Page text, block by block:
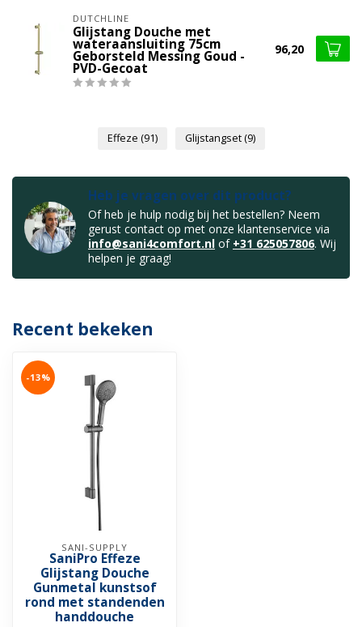
DUTCHLINE
Glijstang Douche met
wateraansluiting 75cm
Geborsteld Messing Goud -
PVD-Gecoat
96,20
Effeze (91) Glijstangset(9)
Heb je vragen over dit product?
Of heb je hulp nodig bij het bestellen? Neem
gerust contact op met onze klantenservice via
info@sani4comfort.nl of +31 625057806. Wij
helpen je graag!
Recent bekeken
-13%
SANI-SUPPLY
SaniPro Effeze
Glijstang Douche
Gunmetal kunstsof
rond met standenden
handdouche